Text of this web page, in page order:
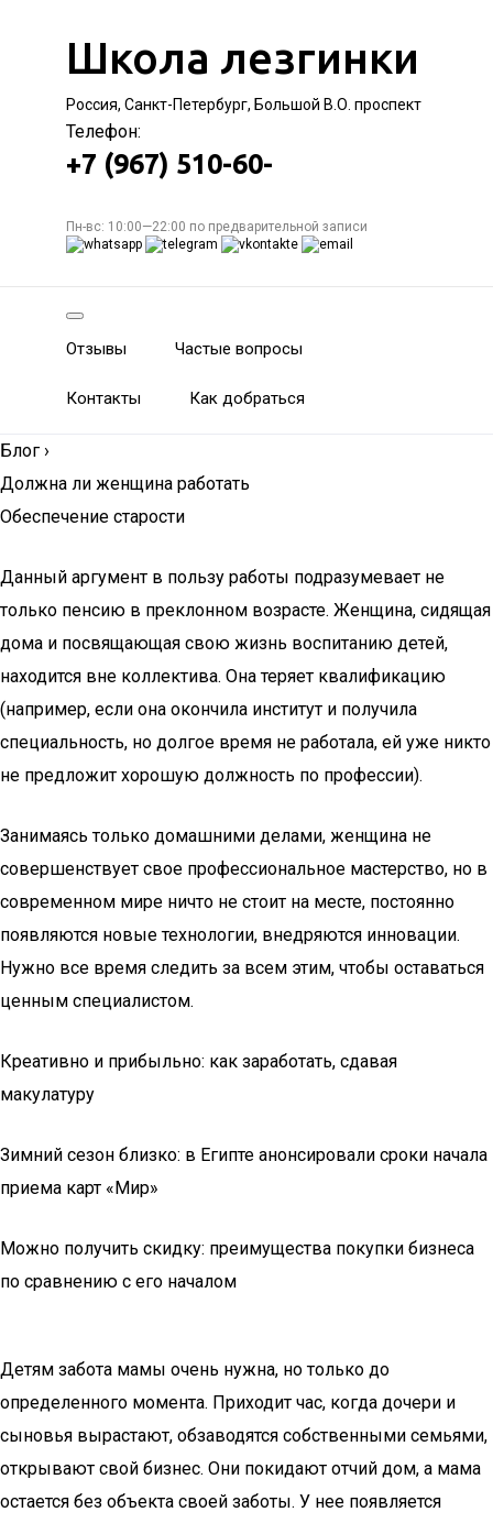
Школа лезгинки
Россия, Санкт-Петербург, Большой В.О. проспект
Телефон:
+7 (967) 510-60-
Пн-вс: 10:00—22:00 по предварительной записи
Отзывы Частые вопросы
Контакты Как добраться
Блог ›
Должна ли женщина работать
Обеспечение старости
Данный аргумент в пользу работы подразумевает не
только пенсию в преклонном возрасте. Женщина, сидящая
дома и посвящающая свою жизнь воспитанию детей,
находится вне коллектива. Она теряет квалификацию
(например, если она окончила институт и получила
специальность, но долгое время не работала, ей уже никто
не предложит хорошую должность по профессии).
Занимаясь только домашними делами, женщина не
совершенствует свое профессиональное мастерство, но в
современном мире ничто не стоит на месте, постоянно
появляются новые технологии, внедряются инновации.
Нужно все время следить за всем этим, чтобы оставаться
ценным специалистом.
Креативно и прибыльно: как заработать, сдавая
макулатуру
Зимний сезон близко: в Египте анонсировали сроки начала
приема карт «Мир»
Можно получить скидку: преимущества покупки бизнеса
по сравнению с его началом
Детям забота мамы очень нужна, но только до
определенного момента. Приходит час, когда дочери и
сыновья вырастают, обзаводятся собственными семьями,
открывают свой бизнес. Они покидают отчий дом, а мама
остается без объекта своей заботы. У нее появляется